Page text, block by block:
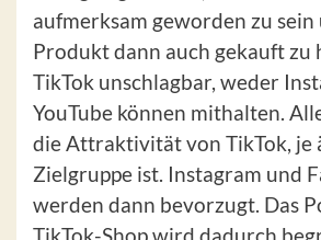
aufmerksam geworden zu sein
Produkt dann auch gekauft zu
TikTok unschlagbar, weder
YouTube können mithalten.
die Attraktivität von TikTok, je
Zielgruppe ist. Instagram und
werden dann bevorzugt. Das